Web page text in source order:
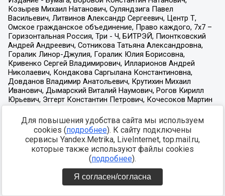
Для повышения удобства сайта мы используем
cookies (подробнее). К сайту подключены
сервисы Yandex.Metrika, LiveInternet, top.mail.ru,
которые также используют файлы cookies
(подробнее).
Я согласен/согласна